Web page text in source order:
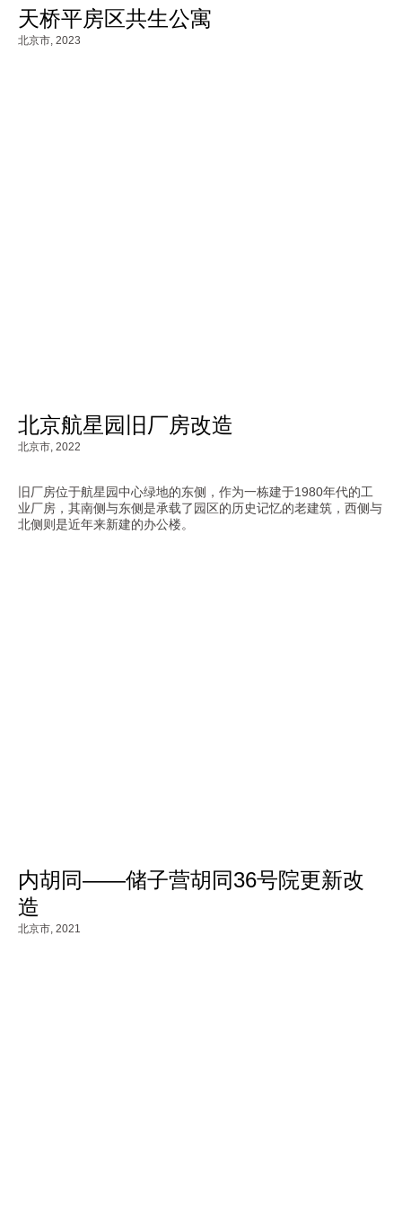
天桥平房区共生公寓
北京市, 2023
北京航星园旧厂房改造
北京市, 2022
旧厂房位于航星园中心绿地的东侧，作为一栋建于1980年代的工
业厂房，其南侧与东侧是承载了园区的历史记忆的老建筑，西侧与
北侧则是近年来新建的办公楼。
内胡同——储子营胡同36号院更新改
造
北京市, 2021